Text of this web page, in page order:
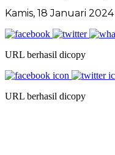
Kamis, 18 Januari
URL berhasil dicopy
URL berhasil dicopy